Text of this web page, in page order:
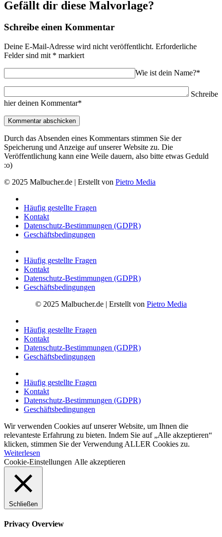
Gefällt dir diese Malvorlage?
Schreibe einen Kommentar
Deine E-Mail-Adresse wird nicht veröffentlicht. Erforderliche
Felder sind mit * markiert
Wie ist dein Name?*
Schreibe
hier deinen Kommentar*
Durch das Absenden eines Kommentars stimmen Sie der
Speicherung und Anzeige auf unserer Website zu. Die
Veröffentlichung kann eine Weile dauern, also bitte etwas Geduld
:o)
© 2025 Malbucher.de | Erstellt von Pietro Media
Häufig gestellte Fragen
Kontakt
Datenschutz-Bestimmungen (GDPR)
Geschäftsbedingungen
Häufig gestellte Fragen
Kontakt
Datenschutz-Bestimmungen (GDPR)
Geschäftsbedingungen
© 2025 Malbucher.de | Erstellt von Pietro Media
Häufig gestellte Fragen
Kontakt
Datenschutz-Bestimmungen (GDPR)
Geschäftsbedingungen
Häufig gestellte Fragen
Kontakt
Datenschutz-Bestimmungen (GDPR)
Geschäftsbedingungen
Wir verwenden Cookies auf unserer Website, um Ihnen die
relevanteste Erfahrung zu bieten. Indem Sie auf „Alle akzeptieren“
klicken, stimmen Sie der Verwendung ALLER Cookies zu.
Weiterlesen
Cookie-Einstellungen Alle akzeptieren
Schließen
Privacy Overview